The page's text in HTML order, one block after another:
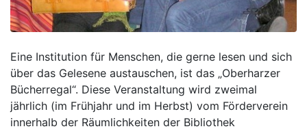
Eine Institution für Menschen, die gerne lesen und sich
über das Gelesene austauschen, ist das „Oberharzer
Bücherregal“. Diese Veranstaltung wird zweimal
jährlich (im Frühjahr und im Herbst) vom Förderverein
innerhalb der Räumlichkeiten der Bibliothek